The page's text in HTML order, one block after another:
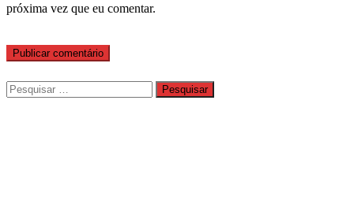
próxima vez que eu comentar.
Pesquisar
por: